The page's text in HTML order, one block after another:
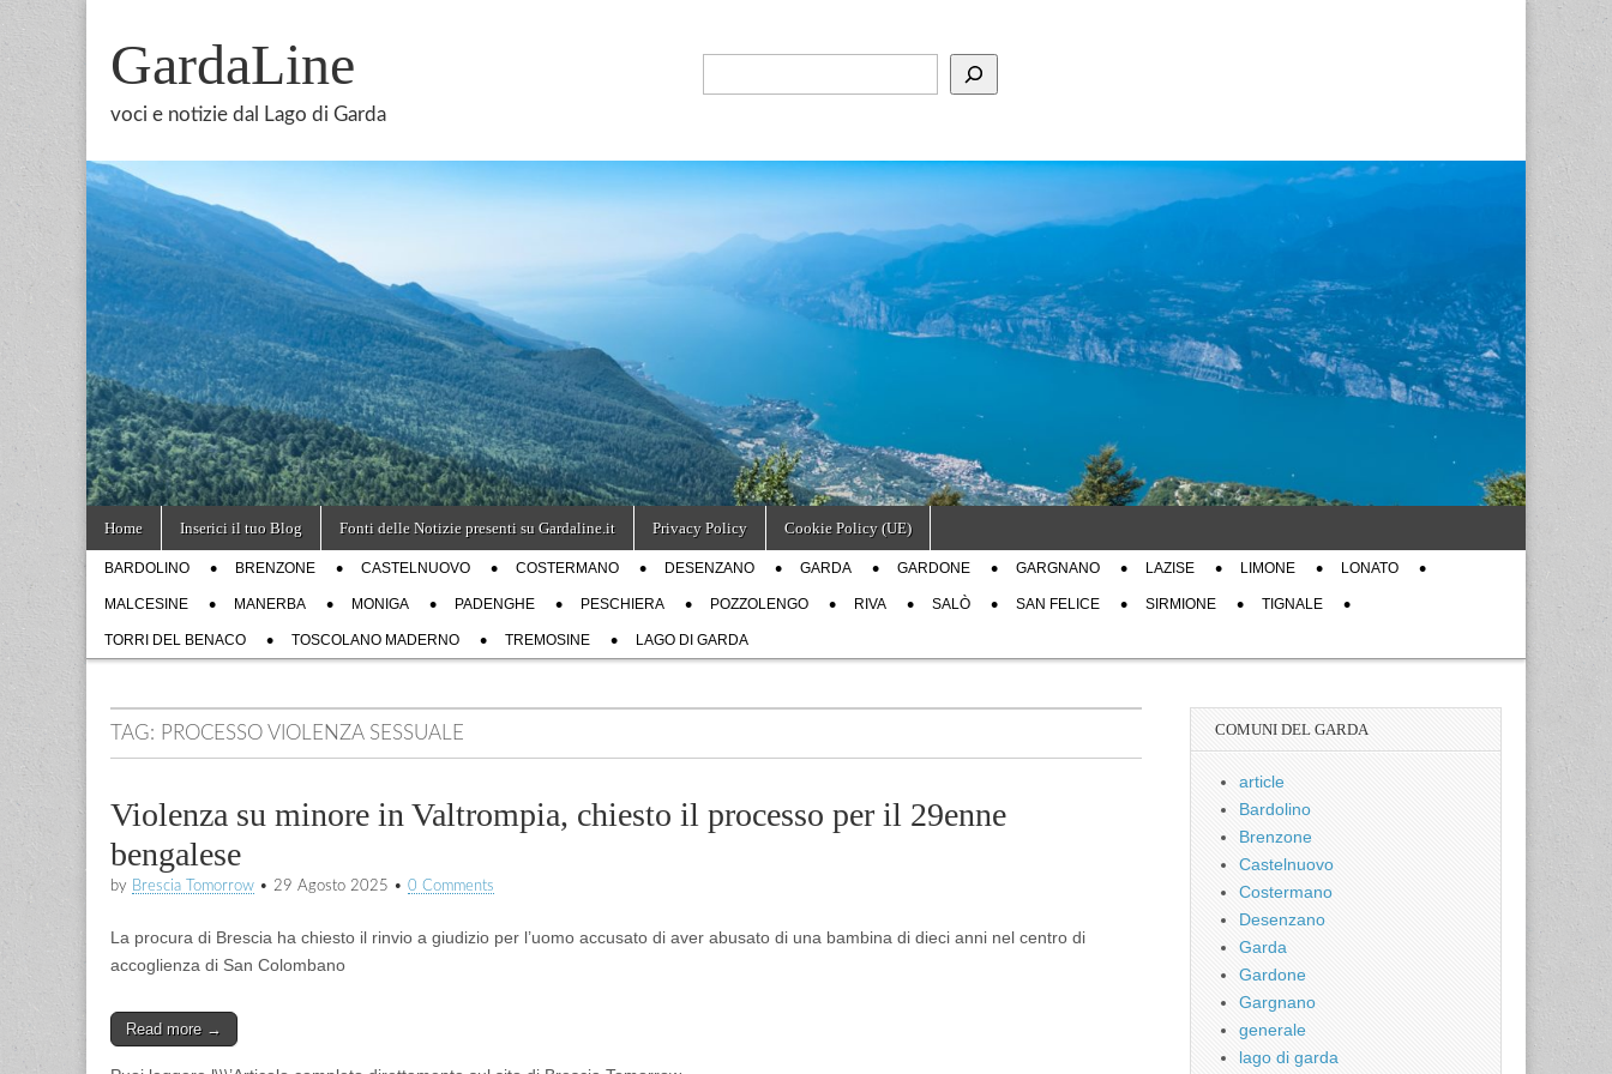
GardaLine
voci e notizie dal Lago di Garda
Main
menu
content
Home Inserici il tuo Blog Fonti delle Notizie presenti su Gardaline.it Privacy Policy Cookie Policy (UE)
SubBARDOLINO BRENZONE CASTELNUOVO COSTERMANO DESENZANO GARDA GARDONE GARGNANO LAZISE LIMONE LONATO
MALCESINE MANERBA MONIGA PADENGHE PESCHIERA POZZOLENGO RIVA SALÒ SAN FELICE SIRMIONE TIGNALE
TORRI DEL BENACO TOSCOLANO MADERNO TREMOSINE LAGO DI GARDA
TAG: PROCESSO VIOLENZA SESSUALE
Violenza su minore in Valtrompia, chiesto il processo per il 29enne
bengalese
by Brescia Tomorrow • 29 Agosto 2025 • 0 Comments
La procura di Brescia ha chiesto il rinvio a giudizio per l’uomo accusato di aver abusato di una bambina di dieci anni nel centro di
accoglienza di San Colombano
Read more →
COMUNI DEL GARDA
article
Bardolino
Brenzone
Castelnuovo
Costermano
Desenzano
Garda
Gardone
Gargnano
generale
lago di garda